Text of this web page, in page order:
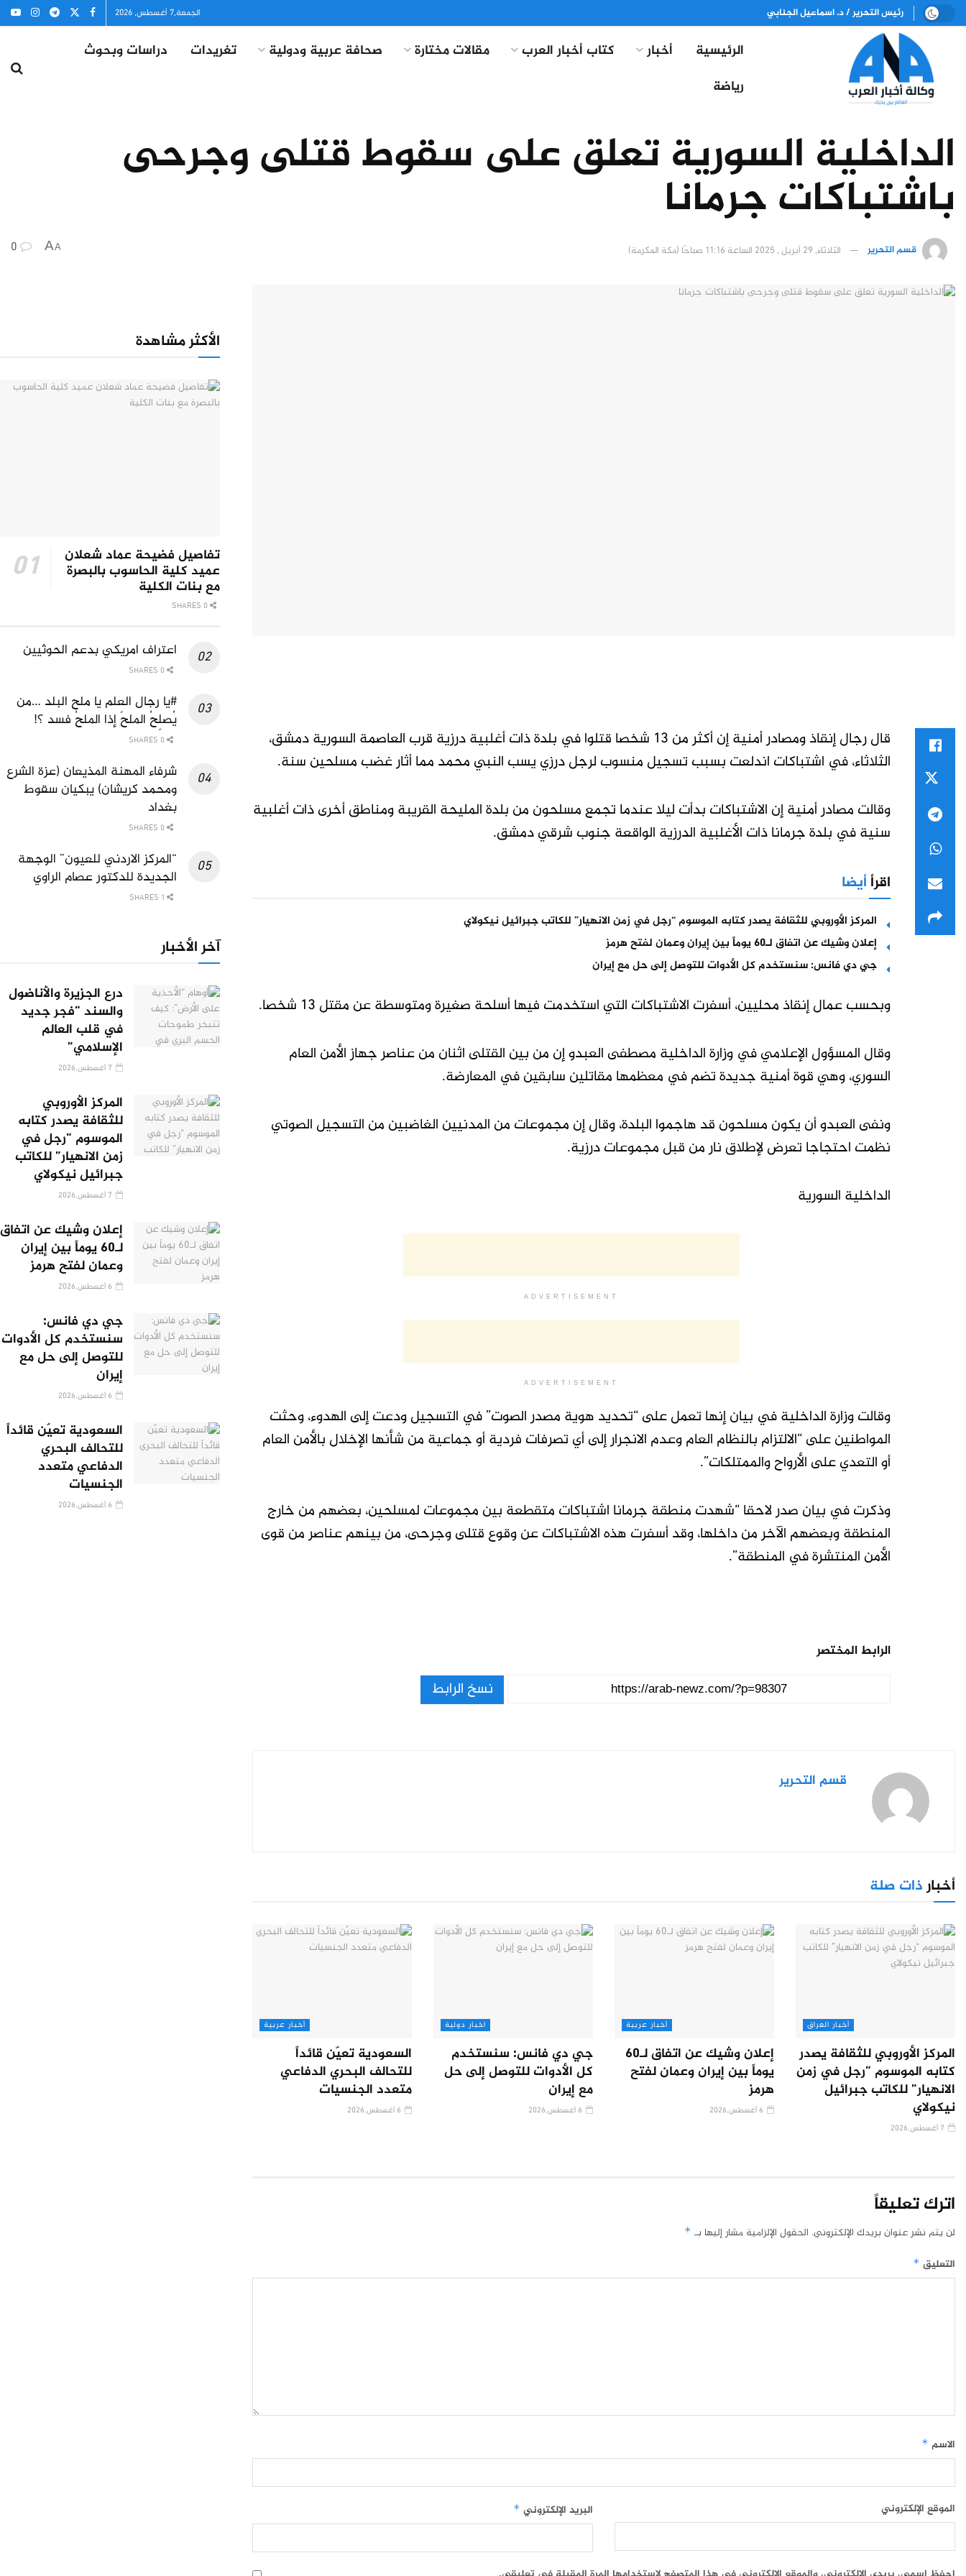
رئيس التحرير / د. اسماعيل الجنابي الجمعة,7 أغسطس, 2026
الرئيسية أخبار كتاب أخبار العرب مقالات مختارة صحافة عربية ودولية تغريدات
دراسات وبحوث
رياضة
الداخلية السورية تعلق على سقوط قتلى وجرحى
باشتباكات جرمانا
قسم التحرير الثلاثاء, 29 أبريل , 2025 الساعة 11:16 صباحًا (مكة المكرمة) A
A
قال رجال إنقاذ ومصادر أمنية إن أكثر من 13 شخصا قتلوا في بلدة ذات أغلبية درزية قرب العاصمة السورية دمشق،
الثلاثاء، في اشتباكات اندلعت بسبب تسجيل منسوب لرجل درزي يسب النبي محمد مما أثار غضب مسلحين سنة.
وقالت مصادر أمنية إن الاشتباكات بدأت ليلا عندما تجمع مسلحون من بلدة المليحة القريبة ومناطق أخرى ذات أغلبية
سنية في بلدة جرمانا ذات الأغلبية الدرزية الواقعة جنوب شرقي دمشق.
اقرأأيضا
المركز الأوروبي للثقافة يصدر كتابه الموسوم “رجل في زمن الانهيار” للكاتب جبرائيل نيكولاي
إعلان وشيك عن اتفاق لـ60 يوماً بين إيران وعمان لفتح هرمز
جي دي فانس: سنستخدم كل الأدوات للتوصل إلى حل مع إيران
وبحسب عمال إنقاذ محليين، أسفرت الاشتباكات التي استخدمت فيها أسلحة صغيرة ومتوسطة عن مقتل 13 شخصا.
وقال المسؤول الإعلامي في وزارة الداخلية مصطفى العبدو إن من بين القتلى اثنان من عناصر جهاز الأمن العام
السوري، وهي قوة أمنية جديدة تضم في معظمها مقاتلين سابقين في المعارضة.
ونفى العبدو أن يكون مسلحون قد هاجموا البلدة، وقال إن مجموعات من المدنيين الغاضبين من التسجيل الصوتي
نظمت احتجاجا تعرض لإطلاق نار من قبل مجموعات درزية.
الداخلية السورية
ADVERTISEMENT
ADVERTISEMENT
وقالت وزارة الداخلية في بيان إنها تعمل على “تحديد هوية مصدر الصوت” في التسجيل ودعت إلى الهدوء، وحثت
المواطنين على “الالتزام بالنظام العام وعدم الانجرار إلى أي تصرفات فردية أو جماعية من شأنها الإخلال بالأمن العام
أو التعدي على الأرواح والممتلكات”.
وذكرت في بيان صدر لاحقا “شهدت منطقة جرمانا اشتباكات متقطعة بين مجموعات لمسلحين، بعضهم من خارج
المنطقة وبعضهم الآخر من داخلها، وقد أسفرت هذه الاشتباكات عن وقوع قتلى وجرحى، من بينهم عناصر من قوى
الأمن المنتشرة في المنطقة”.
الرابط المختصر
نسخ الرابط
قسم التحرير
أخبارذات صلة
أخبار العراق
المركز الأوروبي للثقافة يصدر
كتابه الموسوم “رجل في زمن
الانهيار” للكاتب جبرائيل
نيكولاي
أخبار عربية
إعلان وشيك عن اتفاق لـ60
يوماً بين إيران وعمان لفتح
هرمز
اخبار دولية
جي دي فانس: سنستخدم
كل الأدوات للتوصل إلى حل
مع إيران
أخبار عربية
السعودية تعيّن قائداً
للتحالف البحري الدفاعي
متعدد الجنسيات
اترك تعليقاً
لن يتم نشر عنوان بريدك الإلكتروني. الحقول الإلزامية مشار إليها بـ *
التعليق *
الاسم *
البريد الإلكتروني * الموقع الإلكتروني
الأكثر مشاهدة
تفاصيل فضيحة عماد شعلان
عميد كلية الحاسوب بالبصرة
مع بنات الكلية
اعتراف امريكي بدعم الحوثيين
#يا رجال العلم يا ملح البلد …من
يُصلِحُ الملحَ إذا الملحُ فسد ؟!
شرفاء المهنة المذيعان (عزة الشرع
ومحمد كريشان) يبكيان سقوط
بغداد
“المركز الاردني للعيون” الوجهة
الجديدة للدكتور عصام الراوي
آخر الأخبار
درع الجزيرة والأناضول
والسند “فجر جديد
في قلب العالم
الإسلامي”
المركز الأوروبي
للثقافة يصدر كتابه
الموسوم “رجل في
زمن الانهيار” للكاتب
جبرائيل نيكولاي
إعلان وشيك عن اتفاق
لـ60 يوماً بين إيران
وعمان لفتح هرمز
جي دي فانس:
سنستخدم كل الأدوات
للتوصل إلى حل مع
إيران
السعودية تعيّن قائداً
للتحالف البحري
الدفاعي متعدد
الجنسيات